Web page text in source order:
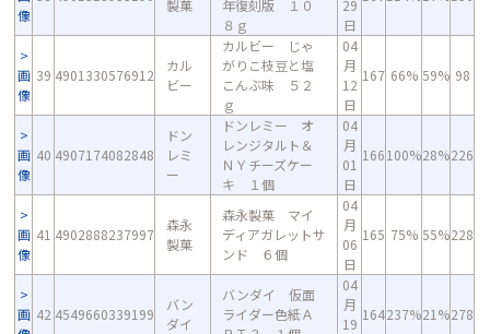
像
製菓
年復刻版 １０
８ｇ
29
日
画
像
39 4901330576912
カル
ビー
カルビー じゃ
がりこ枝豆と塩
こんぶ味 ５２
ｇ
04
月
12
日
167 66% 59% 98
画
像
40 4907174082848
ドン
レミ
ー
ドンレミー オ
レンジタルト＆
ＮＹチーズケー
キ １個
04
月
01
日
166100%28%226
画
像
41 4902888237997
森永
製菓
森永製菓 マイ
ディアガレットサ
ンド ６個
04
月
06
日
165 75% 55%228
画 42 4549660339199
バン
ダイ
バンダイ 仮面
ライダー色紙Ａ
04
月
19
164237%21%278